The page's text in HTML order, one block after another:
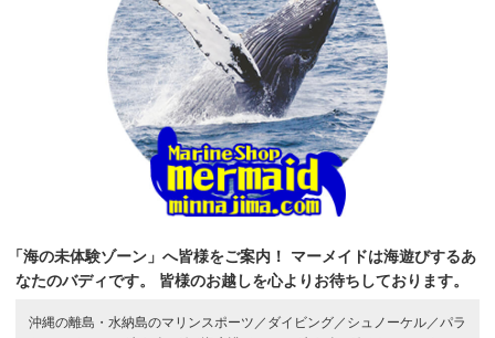
「海の未体験ゾーン」へ皆様をご案内！
マーメイドは海遊びするあ
なたのバディです。
皆様のお越しを心よりお待ちしております。
沖縄の離島・水納島のマリンスポーツ／ ダイビング／ シュノーケル／パラ